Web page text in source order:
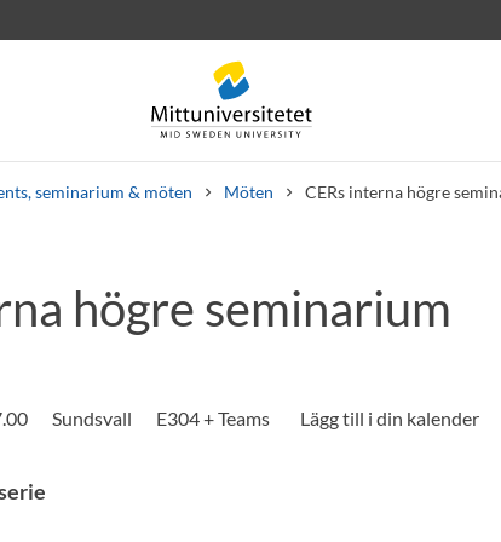
seminarium & möten Möten CERs interna högre
Lediga jobb
högre seminarium
Sundsvall E304 + Teams